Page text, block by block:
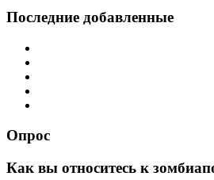
Последние добавленные
Опрос
Как вы относитесь к